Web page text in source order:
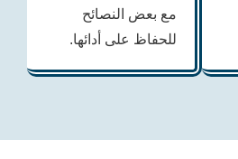
بعض النصائح
على أدائها.